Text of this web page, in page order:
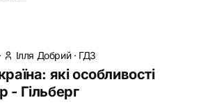
· Ілля Добрий· ГДЗ
які особливості
- Гільберг